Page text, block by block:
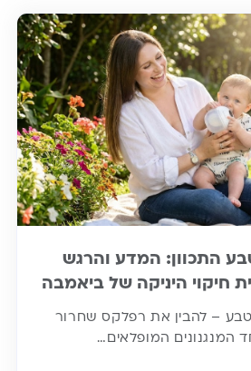
התכוון: המדע והרגש
חיקוי היניקה של ביאמבה
– להבין את רפלקס שחרור
המנגנונים המופלאים…